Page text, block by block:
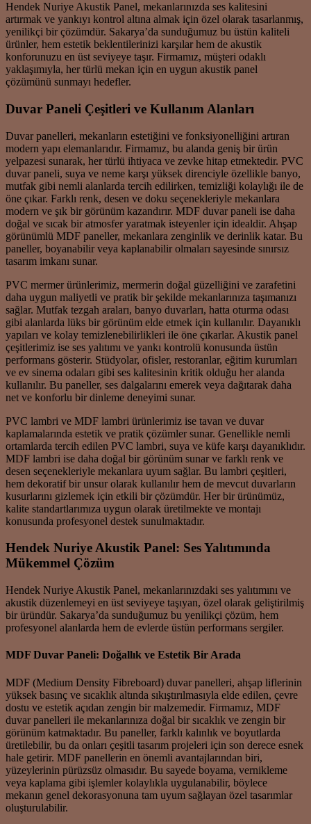
Hendek Nuriye Akustik Panel, mekanlarınızda ses kalitesini
artırmak ve yankıyı kontrol altına almak için özel olarak tasarlanmış,
yenilikçi bir çözümdür. Sakarya’da sunduğumuz bu üstün kaliteli
ürünler, hem estetik beklentilerinizi karşılar hem de akustik
konforunuzu en üst seviyeye taşır. Firmamız, müşteri odaklı
yaklaşımıyla, her türlü mekan için en uygun akustik panel
çözümünü sunmayı hedefler.
Duvar Paneli Çeşitleri ve Kullanım Alanları
Duvar panelleri, mekanların estetiğini ve fonksiyonelliğini artıran
modern yapı elemanlarıdır. Firmamız, bu alanda geniş bir ürün
yelpazesi sunarak, her türlü ihtiyaca ve zevke hitap etmektedir. PVC
duvar paneli, suya ve neme karşı yüksek direnciyle özellikle banyo,
mutfak gibi nemli alanlarda tercih edilirken, temizliği kolaylığı ile de
öne çıkar. Farklı renk, desen ve doku seçenekleriyle mekanlara
modern ve şık bir görünüm kazandırır. MDF duvar paneli ise daha
doğal ve sıcak bir atmosfer yaratmak isteyenler için idealdir. Ahşap
görünümlü MDF paneller, mekanlara zenginlik ve derinlik katar. Bu
paneller, boyanabilir veya kaplanabilir olmaları sayesinde sınırsız
tasarım imkanı sunar.
PVC mermer ürünlerimiz, mermerin doğal güzelliğini ve zarafetini
daha uygun maliyetli ve pratik bir şekilde mekanlarınıza taşımanızı
sağlar. Mutfak tezgah araları, banyo duvarları, hatta oturma odası
gibi alanlarda lüks bir görünüm elde etmek için kullanılır. Dayanıklı
yapıları ve kolay temizlenebilirlikleri ile öne çıkarlar. Akustik panel
çeşitlerimiz ise ses yalıtımı ve yankı kontrolü konusunda üstün
performans gösterir. Stüdyolar, ofisler, restoranlar, eğitim kurumları
ve ev sinema odaları gibi ses kalitesinin kritik olduğu her alanda
kullanılır. Bu paneller, ses dalgalarını emerek veya dağıtarak daha
net ve konforlu bir dinleme deneyimi sunar.
PVC lambri ve MDF lambri ürünlerimiz ise tavan ve duvar
kaplamalarında estetik ve pratik çözümler sunar. Genellikle nemli
ortamlarda tercih edilen PVC lambri, suya ve küfe karşı dayanıklıdır.
MDF lambri ise daha doğal bir görünüm sunar ve farklı renk ve
desen seçenekleriyle mekanlara uyum sağlar. Bu lambri çeşitleri,
hem dekoratif bir unsur olarak kullanılır hem de mevcut duvarların
kusurlarını gizlemek için etkili bir çözümdür. Her bir ürünümüz,
kalite standartlarımıza uygun olarak üretilmekte ve montajı
konusunda profesyonel destek sunulmaktadır.
Hendek Nuriye Akustik Panel: Ses Yalıtımında
Mükemmel Çözüm
Hendek Nuriye Akustik Panel, mekanlarınızdaki ses yalıtımını ve
akustik düzenlemeyi en üst seviyeye taşıyan, özel olarak geliştirilmiş
bir üründür. Sakarya’da sunduğumuz bu yenilikçi çözüm, hem
profesyonel alanlarda hem de evlerde üstün performans sergiler.
MDF Duvar Paneli: Doğallık ve Estetik Bir Arada
MDF (Medium Density Fibreboard) duvar panelleri, ahşap liflerinin
yüksek basınç ve sıcaklık altında sıkıştırılmasıyla elde edilen, çevre
dostu ve estetik açıdan zengin bir malzemedir. Firmamız, MDF
duvar panelleri ile mekanlarınıza doğal bir sıcaklık ve zengin bir
görünüm katmaktadır. Bu paneller, farklı kalınlık ve boyutlarda
üretilebilir, bu da onları çeşitli tasarım projeleri için son derece esnek
hale getirir. MDF panellerin en önemli avantajlarından biri,
yüzeylerinin pürüzsüz olmasıdır. Bu sayede boyama, vernikleme
veya kaplama gibi işlemler kolaylıkla uygulanabilir, böylece
mekanın genel dekorasyonuna tam uyum sağlayan özel tasarımlar
oluşturulabilir.